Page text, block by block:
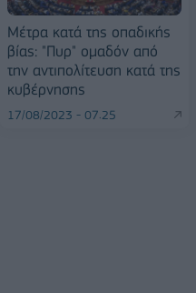
Μέτρα κατά της οπαδικής
βίας: "Πυρ" ομαδόν από
την αντιπολίτευση κατά της
κυβέρνησης
17/08/2023 - 07:25